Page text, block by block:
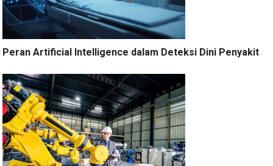
Peran Artificial Intelligence dalam Deteksi Dini Penyakit